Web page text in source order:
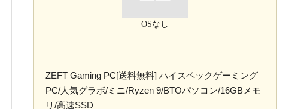
OSなし
ZEFT Gaming PC[送料無料] ハイスペックゲーミング
PC/人気グラボ/ミニ/Ryzen 9/BTOパソコン/16GBメモ
リ/高速SSD